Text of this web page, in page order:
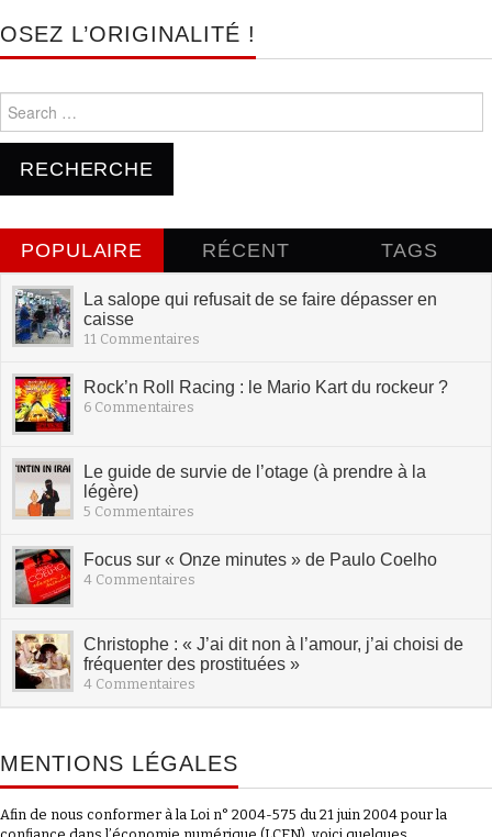
OSEZ L’ORIGINALITÉ !
Search for:
POPULAIRE RÉCENT TAGS
La salope qui refusait de se faire dépasser en
caisse
11 Commentaires
Rock’n Roll Racing : le Mario Kart du rockeur ?
6 Commentaires
Le guide de survie de l’otage (à prendre à la
légère)
5 Commentaires
Focus sur « Onze minutes » de Paulo Coelho
4 Commentaires
Christophe : « J’ai dit non à l’amour, j’ai choisi de
fréquenter des prostituées »
4 Commentaires
MENTIONS LÉGALES
Afin de nous conformer à la Loi n° 2004-575 du 21 juin 2004 pour la